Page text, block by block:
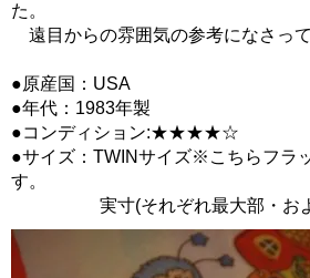
た。
遠目からの雰囲気の参考になさって
●原産国：USA
●年代：1983年製
●コンディション:★★★★☆
●サイズ：TWINサイズ※こちらフラ
す。
実寸(それぞれ最大部・およ